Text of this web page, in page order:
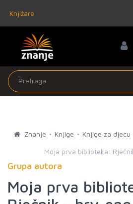
Knjižare
Znanje Knjige Knjige za djecu
Moja prva biblioteka:
Grupa autora
Moja prva